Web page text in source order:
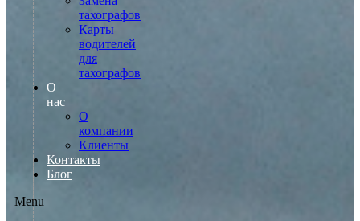
тахографов
Карты
водителей
для
тахографов
О
нас
О
компании
Клиенты
Контакты
Блог
Menu